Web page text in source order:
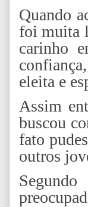
Quando
foi muita
carinho
eleita e
Assim
buscou
fato
outros